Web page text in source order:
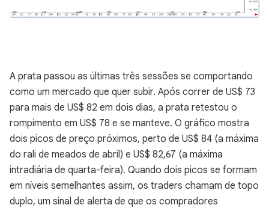
A prata passou as últimas três sessões se comportando
como um mercado que quer subir. Após correr de US$ 73
para mais de US$ 82 em dois dias, a prata retestou o
rompimento em US$ 78 e se manteve. O gráfico mostra
dois picos de preço próximos, perto de US$ 84 (a máxima
do rali de meados de abril) e US$ 82,67 (a máxima
intradiária de quarta-feira). Quando dois picos se formam
em níveis semelhantes assim, os traders chamam de topo
duplo, um sinal de alerta de que os compradores